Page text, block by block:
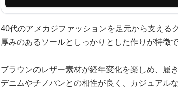
40代のアメカジファッションを足元から支える
厚みのあるソールとしっかりとした作りが特徴
ブラウンのレザー素材が経年変化を楽しめ、履
デニムやチノパンとの相性が良く、カジュアル